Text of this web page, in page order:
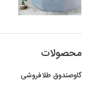
محصولات
گاوصندوق طلافروشی